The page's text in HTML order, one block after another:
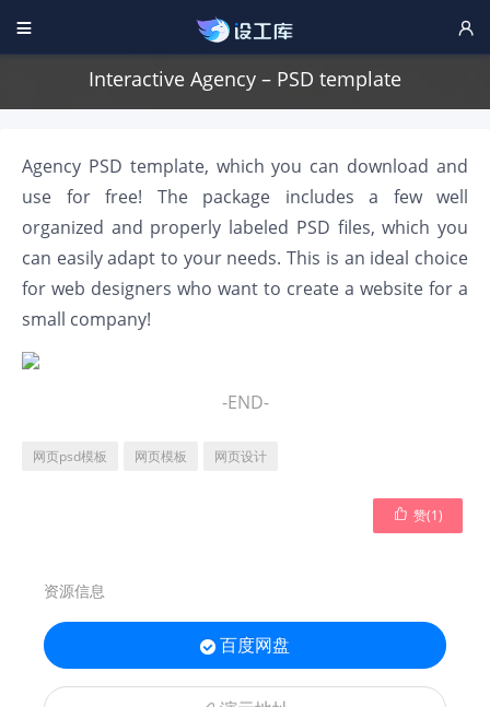
 
Interactive Agency – PSD template
Agency PSD template, which you can download and
use for free! The package includes a few well
organized and properly labeled PSD files, which you
can easily adapt to your needs. This is an ideal choice
for web designers who want to create a website for a
small company!
-END-
网页psd模板 网页模板 网页设计
 赞(1)
资源信息
 百度网盘